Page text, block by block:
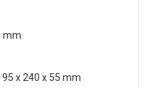
mm
x 240 x 55 mm